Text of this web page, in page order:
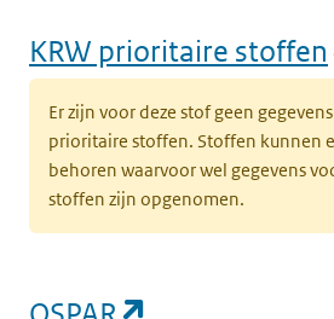
KRW prioritaire stoffen
Er zijn voor deze stof geen
prioritaire stoffen. Stoffen kunnen
behoren waarvoor wel gegevens
stoffen zijn opgenomen.